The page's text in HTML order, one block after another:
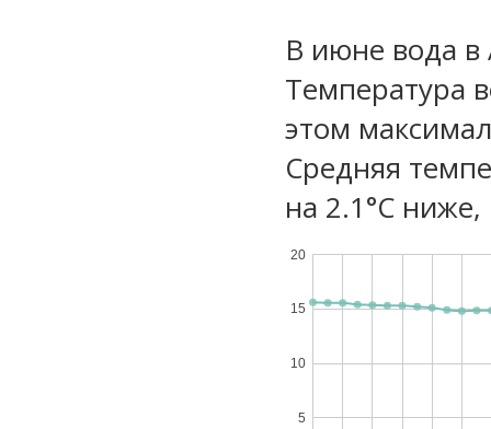
В июне вода в
Температура
этом
Средняя
на 2.1°C
5
10
15
20